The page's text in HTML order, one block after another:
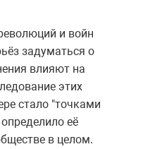
и войн
задуматься о
влияют на
этих
стало "точками
её
в целом.